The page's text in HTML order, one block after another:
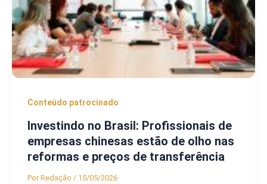
Conteúdo patrocinado
Investindo no Brasil: Profissionais de
empresas chinesas estão de olho nas
reformas e preços de transferência
PorRedação / 15/05/2026